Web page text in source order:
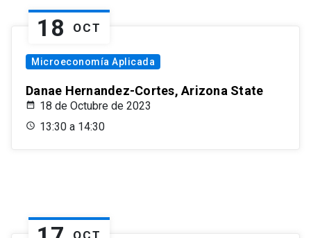
18 OCT
Microeconomía Aplicada
Danae Hernandez-Cortes, Arizona State
18 de Octubre de 2023
13:30 a 14:30